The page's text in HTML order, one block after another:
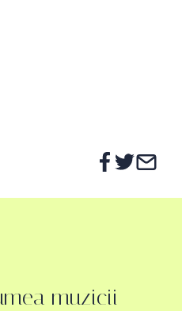
muzicii